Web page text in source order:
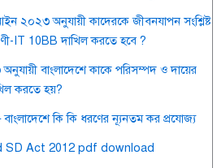
২০২৩ অনুযায়ী কাদেরকে জীবনযাপন সংশ্লিষ্ট
IT 10BB দাখিল করতে হবে ?
বাংলাদেশে কাকে পরিসম্পদ ও দায়ের
করতে হয়?
কি কি ধরণের ন্যূনতম কর প্রযোজ্য
SD Act 2012 pdf download